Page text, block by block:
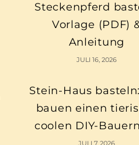
Steckenpferd
Vorlage (PDF)
Anleitung
JULI 16, 2026
Stein-Haus
bauen einen
coolen DIY-
JULI 7, 2026